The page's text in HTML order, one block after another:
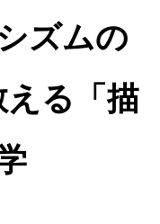
ズムの
る「描